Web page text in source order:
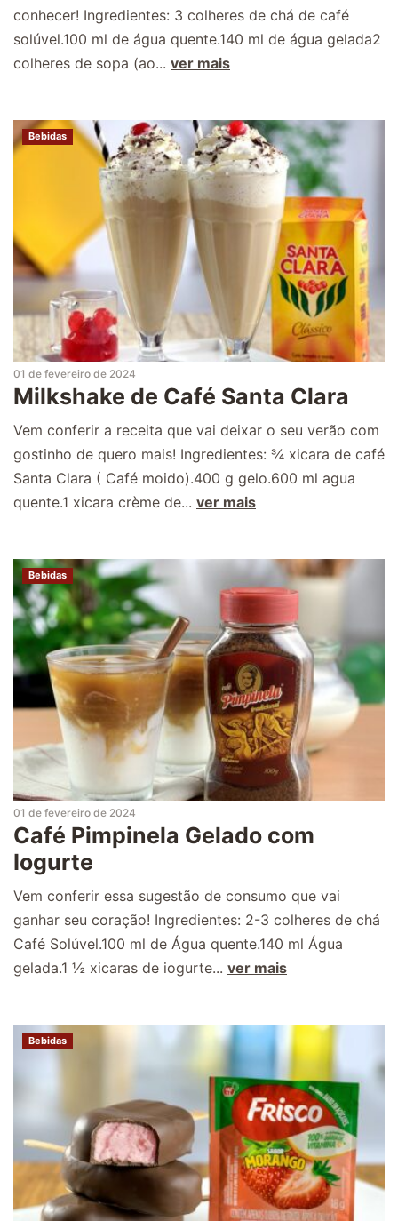
conhecer! Ingredientes: 3 colheres de chá de café
solúvel.100 ml de água quente.140 ml de água gelada2
colheres de sopa (ao... ver mais
Bebidas
01 de fevereiro de 2024
Milkshake de Café Santa Clara
Vem conferir a receita que vai deixar o seu verão com
gostinho de quero mais! Ingredientes: ¾ xicara de café
Santa Clara ( Café moido).400 g gelo.600 ml agua
quente.1 xicara crème de... ver mais
Bebidas
01 de fevereiro de 2024
Café Pimpinela Gelado com
Iogurte
Vem conferir essa sugestão de consumo que vai
ganhar seu coração! Ingredientes: 2-3 colheres de chá
Café Solúvel.100 ml de Água quente.140 ml Água
gelada.1 ½ xicaras de iogurte... ver mais
Bebidas